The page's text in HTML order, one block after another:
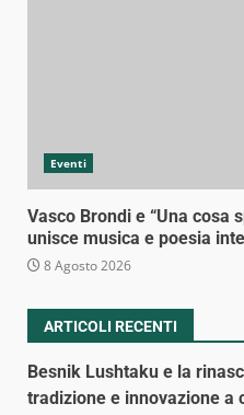
Eventi
Vasco Brondi e “Una cosa
unisce musica e poesia
8 Agosto 2026
ARTICOLI RECENTI
Besnik Lushtaku e la
tradizione e innovazione a